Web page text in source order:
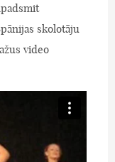
skolotāju
video